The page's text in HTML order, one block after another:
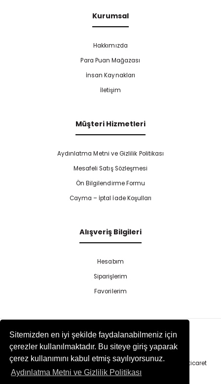
Sitemizden en iyi şekilde faydalanabilmeniz için
çerezler kullanılmaktadır. Bu siteye giriş yaparak
çerez kullanımını kabul etmiş sayılıyorsunuz.
Aydınlatma Metni ve Gizlilik Politikası
Kurumsal
Hakkımızda
Para Puan Mağazası
İnsan Kaynakları
İletişim
Müşteri Hizmetleri
Aydınlatma Metni ve Gizlilik Politikası
Mesafeli Satış Sözleşmesi
Ön Bilgilendirme Formu
Cayma – İptal İade Koşulları
Alışveriş Bilgileri
Hesabım
Siparişlerim
Favorilerim
Copyright 2025 Tekinel | All Rights Reserved. | Else Yazılım
E-ticaret
Paketleriile hazırlanmıştır.